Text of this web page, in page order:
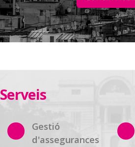
Serveis
Gestió
d'assegurances